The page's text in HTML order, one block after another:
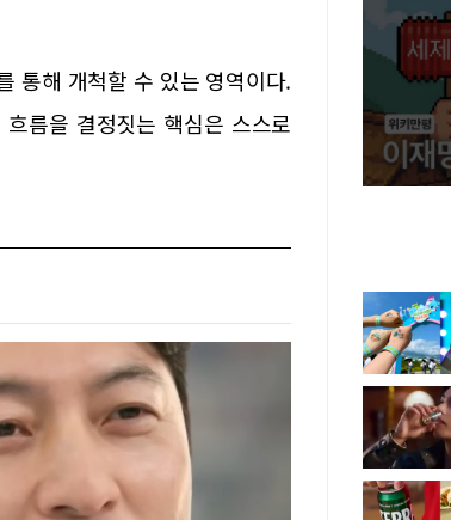
통해 개척할 수 있는 영역이다.
름을 결정짓는 핵심은 스스로